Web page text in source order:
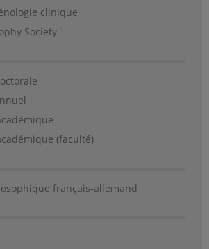
clinique
Society
(faculté)
français-allemand